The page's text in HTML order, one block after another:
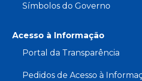
Símbolos do Governo
Acesso à Informação
Portal da Transparência
Pedidos de Acesso à